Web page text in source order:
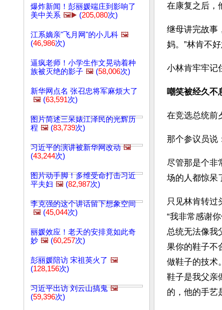
爆炸新闻！彭丽媛端庄到影响了
美中关系 🖼️▶️ (205,080次)
江系嫡亲"飞月网"的小儿科 🖼️
(46,986次)
逼疯老师！小学生作文晃动着种
族被灭绝的影子 🖼️ (58,006次)
新华网点名 张召忠将军麻烦大了
🖼️ (63,591次)
图片简述三呆婊江泽民的光辉历
程 🖼️ (83,739次)
习近平的演讲被新华网改动 🖼️
(43,244次)
图片动手脚！多维受命打击习近
平夫妇 🖼️ (82,987次)
李克强的这个讲话留下想象空间
🖼️ (45,044次)
丽媛效应！老天的安排竟如此奇
妙 🖼️ (60,257次)
彭丽媛陪访 宋祖英火了 🖼️
(128,156次)
习近平出访 刘云山搞鬼 🖼️
(59,396次)
在康复之后，
继母讲完故事
妈。”林肯不好
小林肯牢牢记
嘲笑被经久不
在竞选总统前
那个参议员说
尽管那是个非
场的人都惊呆
只见林肯转过
“我非常感谢
总统无法像我
果你的鞋子不
做鞋子的技术
鞋子是我父亲
的，他的手艺